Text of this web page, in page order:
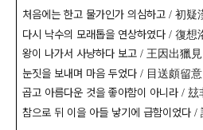
처음에는 한고 물가인가 의심하고 / 初疑
다시 낙수의 모래톱을 연상하였다 / 復想
왕이 나가서 사냥하다 보고 / 王因出獵見
눈짓을 보내며 마음 두었다 / 目送頗留意
곱고 아름다운 것을 좋아함이 아니라 / 玆
참으로 뒤 이을 아들 낳기에 급함이었다 /